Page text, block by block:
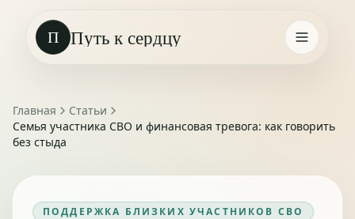
П Путь к сердцу
Главная
Статьи
Семья участника СВО и финансовая тревога: как говорить
без стыда
ПОДДЕРЖКА БЛИЗКИХ УЧАСТНИКОВ СВО